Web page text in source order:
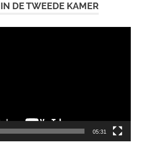
DE TWEEDE KAMER
05:31